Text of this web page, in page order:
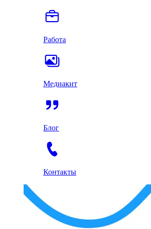
Работа
Медиакит
Блог
Контакты